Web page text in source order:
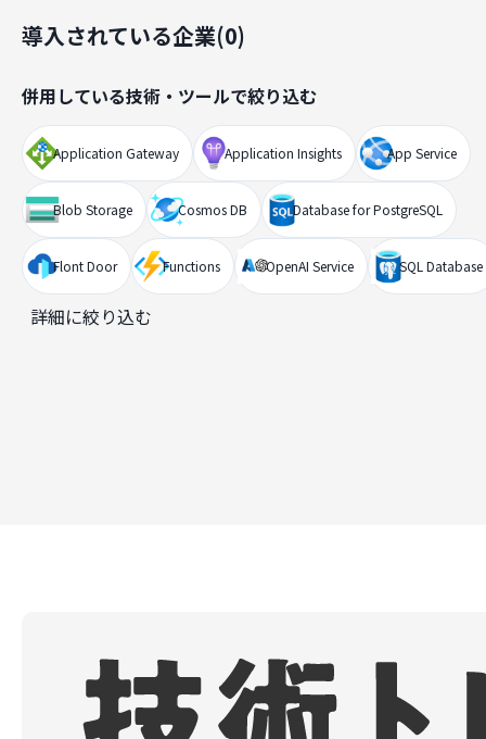
導入されている企業(0)
併用している技術・ツールで絞り込む
Application Gateway Application Insights App Service
Blob Storage Cosmos DB Database for PostgreSQL
Flont Door Functions OpenAI Service SQL Database
詳細に絞り込む